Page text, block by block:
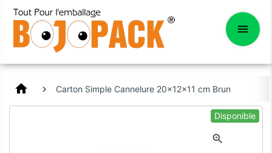
home Carton Simple Cannelure 20x12x11 cm Brun
Disponible